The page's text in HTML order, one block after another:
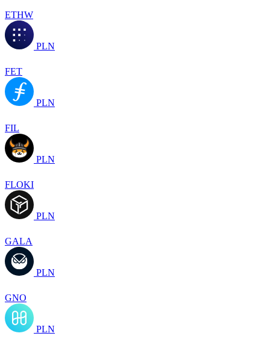
ETHW
PLN
FET
PLN
FIL
PLN
FLOKI
PLN
GALA
PLN
GNO
PLN